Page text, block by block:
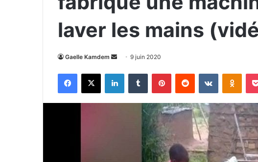
laver les mains
Gaelle Kamdem
Envoyer
courriel
9 juin 2020
Facebook
X LinkedinTumblr PinterestReddit VKontakte